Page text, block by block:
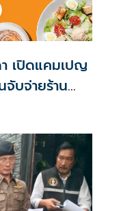
เปิดแคมเปญ
บจ่ายร้าน